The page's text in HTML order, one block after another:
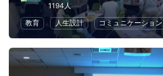
1194人
教育
人生設計 コミュニケーション